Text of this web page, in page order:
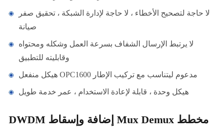
لا حاجة لتصحيح الأخطاء ، لا حاجة لإدارة الشبكة ، تحقيق صفر
صيانة
لا يرتبط الإرسال الشفاف بسرعة العمل وشكله ومحتواه
وقابليته للتطبيق
هيكل منفعل OPC1600 مدعوم ليتناسب مع تركيب الإطار
هيكل وحدة ، قابلة لإعادة الاستخدام ، عمر خدمة طويل
DWDM إضافة وإسقاط Mux Demux مخطط